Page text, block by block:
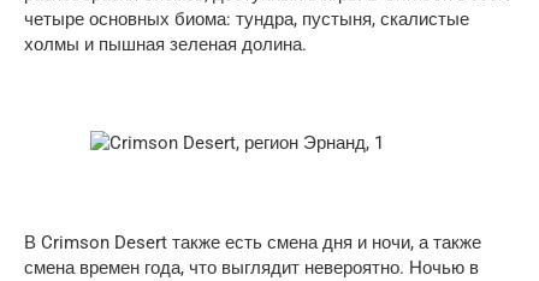
четыре основных биома: тундра, пустыня, скалистые
холмы и пышная зеленая долина.
В Crimson Desert также есть смена дня и ночи, а также
смена времен года, что выглядит невероятно. Ночью в